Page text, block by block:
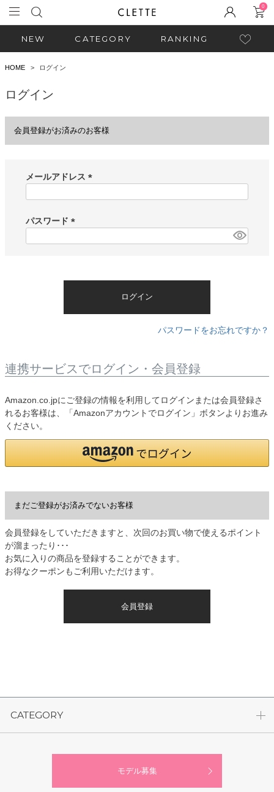
0
NEW CATEGORY RANKING
HOME ログイン
ログイン
会員登録がお済みのお客様
メールアドレス
)
パスワード
ログイン
パスワードをお忘れですか？
連携サービスでログイン・会員登録
Amazon.co.jpにご登録の情報を利用してログインまたは会員登録さ
れるお客様は、「Amazonアカウントでログイン」ボタンよりお進み
ください。
まだご登録がお済みでないお客様
会員登録をしていただきますと、次回のお買い物で使えるポイント
が溜まったり･･･
お気に入りの商品を登録することができます。
お得なクーポンもご利用いただけます。
会員登録
CATEGORY
モデル募集